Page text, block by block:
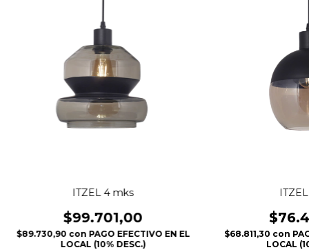
ITZEL 4 mks
$99.701,00
$89.730,90 con PAGO EFECTIVO EN EL
LOCAL (10% DESC.)
$68.811,30 con
LOCAL